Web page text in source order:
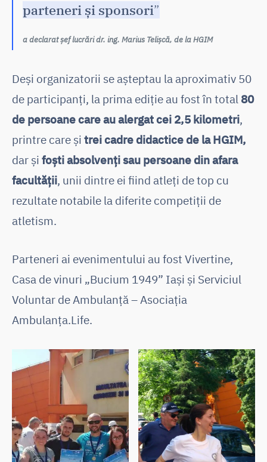
parteneri și sponsori”
a declarat șef lucrări dr. ing. Marius Telișcă, de la HGIM
Deși organizatorii se așteptau la aproximativ 50
de participanți, la prima ediție au fost în total 80
de persoane care au alergat cei 2,5 kilometri,
printre care și trei cadre didactice de la HGIM,
dar și foști absolvenți sau persoane din afara
facultății, unii dintre ei fiind atleți de top cu
rezultate notabile la diferite competiții de
atletism.
Parteneri ai evenimentului au fost Vivertine,
Casa de vinuri „Bucium 1949” Iași și Serviciul
Voluntar de Ambulanță – Asociația
Ambulanța.Life.